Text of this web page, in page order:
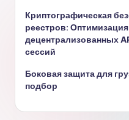
Криптографическая
реестров:
децентрализованных
сессий
Боковая защита для
подбор